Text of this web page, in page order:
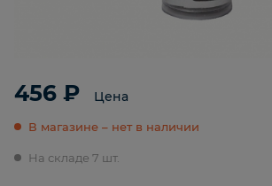
456 ₽ Цена
В магазине – нет в наличии
На складе 7 шт.